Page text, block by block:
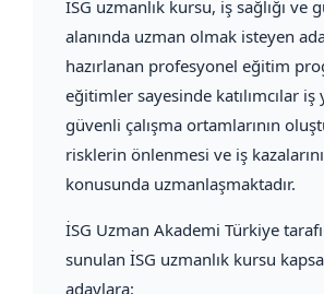
İSG uzmanlık kursu, iş sağlığı ve
alanında uzman olmak isteyen
hazırlanan profesyonel eğitim
eğitimler sayesinde katılımcılar
güvenli çalışma ortamlarının
risklerin önlenmesi ve iş
konusunda uzmanlaşmaktadır.
İSG Uzman Akademi Türkiye
sunulan İSG uzmanlık kursu
adaylara: